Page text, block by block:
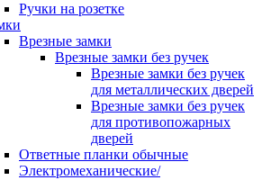
Ручки на розетке
Врезные замки
Врезные замки без ручек
Врезные замки без ручек
для металлических дверей
Врезные замки без ручек
для противопожарных
дверей
Ответные планки обычные
Электромеханические/